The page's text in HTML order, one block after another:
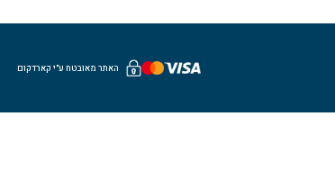
האתר מאובטח ע"י קארדקום